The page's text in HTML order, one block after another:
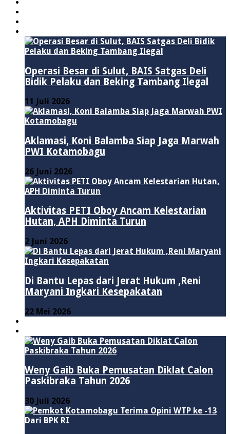
Operasi Besar di Sulut, BAIS Satgas Deli
Bidik Pelaku dan Beking Tambang Ilegal
11 Juli 2026
Aklamasi, Koni Balamba Siap Jaga Marwah
PWI Kotamobagu
26 Juni 2026
Aktivitas PETI Oboy Ancam Kelestarian
Hutan, APH Diminta Turun
2 Juni 2026
Di Bantu Lepas dari Jerat Hukum ,Reni
Maryani Ingkari Kesepakatan
22 Mei 2026
Weny Gaib Buka Pemusatan Diklat Calon
Paskibraka Tahun 2026
30 Juli 2026